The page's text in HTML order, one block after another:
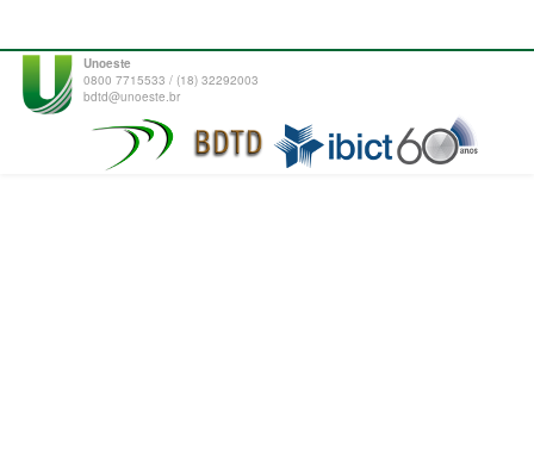
Unoeste
0800 7715533 / (18) 32292003
bdtd@unoeste.br